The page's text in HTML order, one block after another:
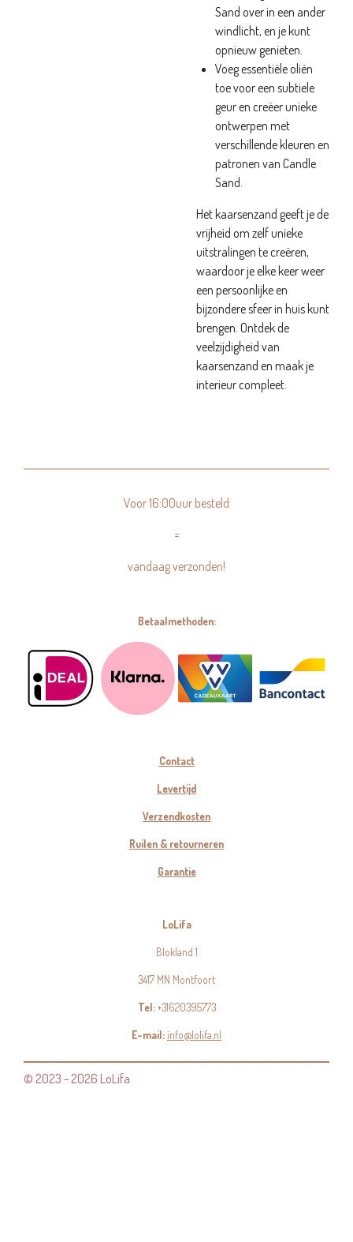
Sand over in een ander
windlicht, en je kunt
opnieuw genieten.
Voeg essentiële oliën
toe voor een subtiele
geur en creëer unieke
ontwerpen met
verschillende kleuren en
patronen van Candle
Sand.
Het kaarsenzand geeft je de
vrijheid om zelf unieke
uitstralingen te creëren,
waardoor je elke keer weer
een persoonlijke en
bijzondere sfeer in huis kunt
brengen. Ontdek de
veelzijdigheid van
kaarsenzand en maak je
interieur compleet.
Voor 16:00uur besteld
=
vandaag verzonden!
Betaalmethoden:
Contact
Levertijd
Verzendkosten
Ruilen & retourneren
Garantie
LoLifa
Blokland 1
3417 MN Montfoort
Tel:+31620395773
E-mail:info@lolifa.nl
© 2023 - 2026 LoLifa